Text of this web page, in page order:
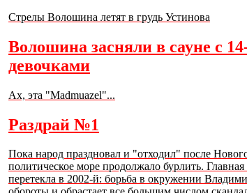
Стрелы Волошина летят в грудь Устинова
Волошина засняли в сауне с
девочками
Ах, эта "Madmuazel"...
Раздрай №1
Пока народ праздновал и "отходил" после
политическое море продолжало бурлить.
перетекла в 2002-й: борьба в окружении